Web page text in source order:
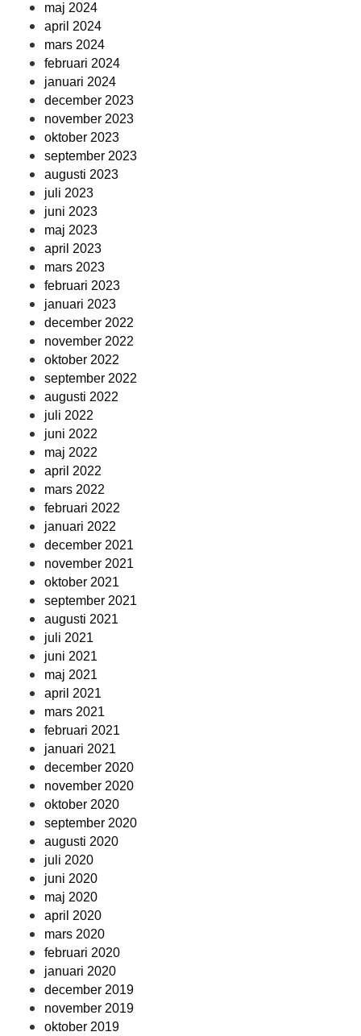
maj 2024
april 2024
mars 2024
februari 2024
januari 2024
december 2023
november 2023
oktober 2023
september 2023
augusti 2023
juli 2023
juni 2023
maj 2023
april 2023
mars 2023
februari 2023
januari 2023
december 2022
november 2022
oktober 2022
september 2022
augusti 2022
juli 2022
juni 2022
maj 2022
april 2022
mars 2022
februari 2022
januari 2022
december 2021
november 2021
oktober 2021
september 2021
augusti 2021
juli 2021
juni 2021
maj 2021
april 2021
mars 2021
februari 2021
januari 2021
december 2020
november 2020
oktober 2020
september 2020
augusti 2020
juli 2020
juni 2020
maj 2020
april 2020
mars 2020
februari 2020
januari 2020
december 2019
november 2019
oktober 2019